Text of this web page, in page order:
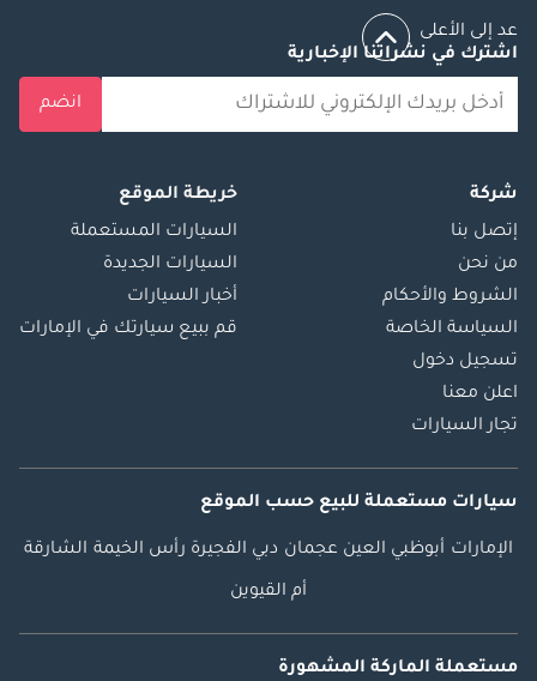
عد إلى الأعلى
اشترك في نشراتنا الإخبارية
انضم
شركة
إتصل بنا
من نحن
الشروط والأحكام
السياسة الخاصة
تسجيل دخول
اعلن معنا
تجار السيارات
خريطة الموقع
السيارات المستعملة
السيارات الجديدة
أخبار السيارات
قم ببيع سيارتك في الإمارات
سيارات مستعملة للبيع حسب الموقع
الإمارات أبوظبي العين عجمان دبي الفجيرة رأس الخيمة الشارقة
أم القيوين
مستعملة الماركة المشهورة